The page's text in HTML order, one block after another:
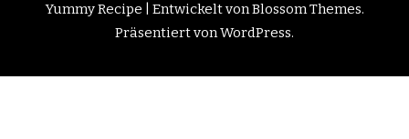
Yummy Recipe | Entwickelt vonBlossom Themes.
Präsentiert vonWordPress.